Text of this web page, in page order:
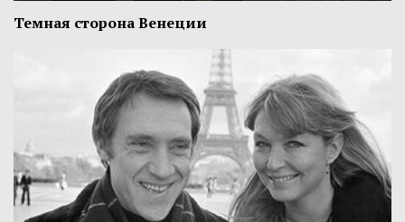
Темная сторона Венеции